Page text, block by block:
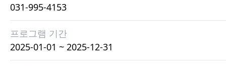
031-995-4153
프로그램 기간
2025-01-01 ~ 2025-12-31